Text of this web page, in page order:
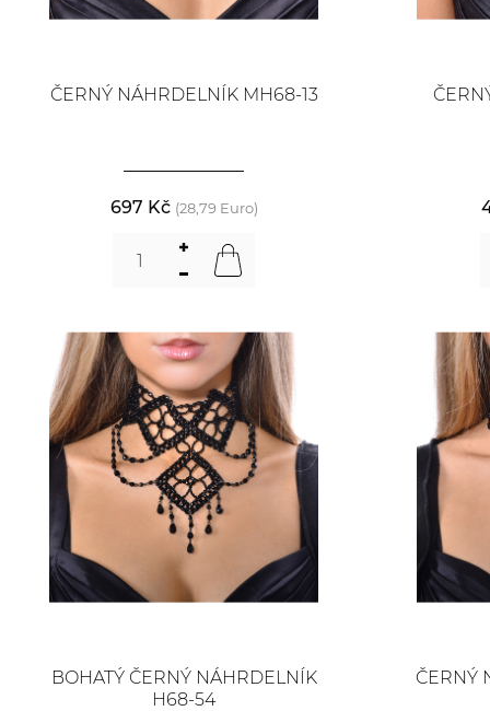
ČERNÝ NÁHRDELNÍK MH68-13
697 Kč (28,79 Euro)
BOHATÝ ČERNÝ NÁHRDELNÍK
H68-54
ČERNÝ